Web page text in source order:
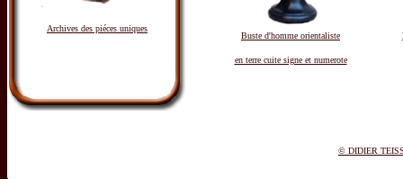
Archives des piéces uniques
Buste d'homme orientaliste
en terre cuite signe et numerote
© DIDIER